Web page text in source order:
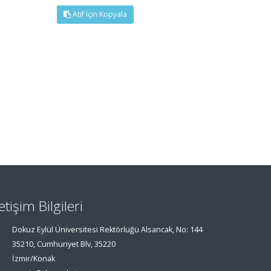
Atıf İçin Kopyala
Bilgileri
Dokuz Eylül Üniversitesi Rektörlüğü Alsancak, No: 144
35210, Cumhuriyet Blv, 35220
İzmir/Konak